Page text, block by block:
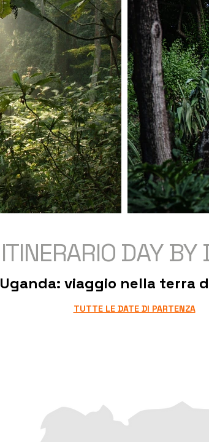
ITINERARIO DAY BY
Uganda: viaggio nella terra
TUTTE LE DATE DI PARTENZA